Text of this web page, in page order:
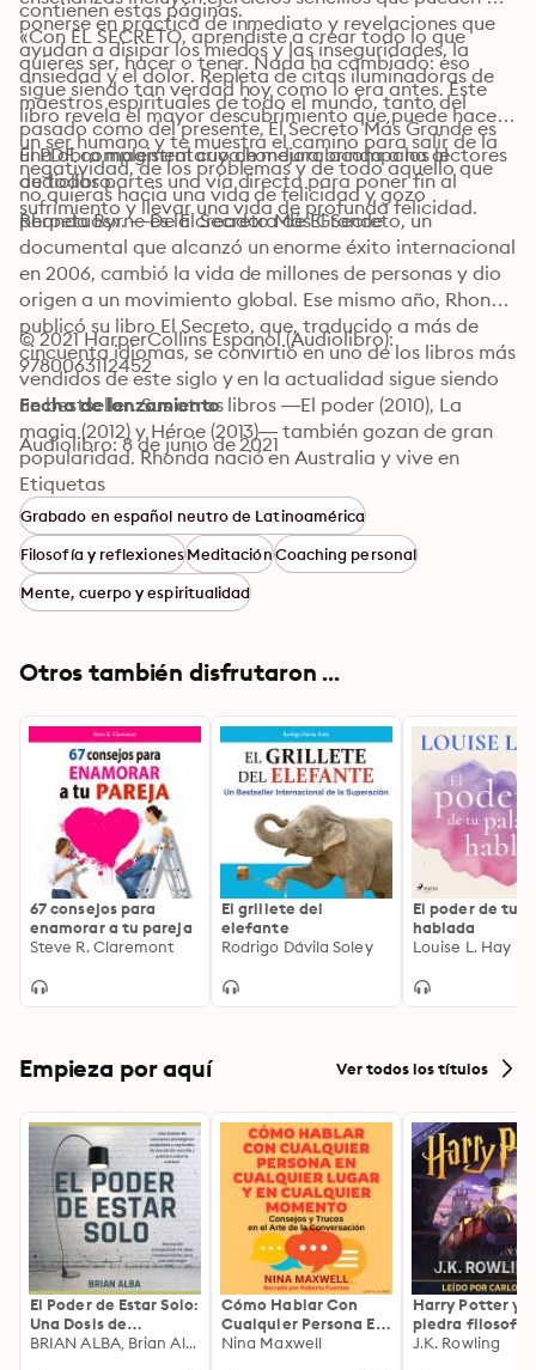
contienen estas páginas.
ponerse en práctica de inmediato y revelaciones que
ayudan a disipar los miedos y las inseguridades, la
ansiedad y el dolor. Repleta de citas iluminadoras de
maestros espirituales de todo el mundo, tanto del
pasado como del presente, El Secreto Más Grande es
una obra magistral cuya hondura brinda a los lectores
de todas partes una vía directa para poner fin al
«Con EL SECRETO, aprendiste a crear todo lo que
quieres ser, hacer o tener. Nada ha cambiado: eso
sigue siendo tan verdad hoy como lo era antes. Este
libro revela el mayor descubrimiento que puede hacer
un ser humano y te muestra el camino para salir de la
negatividad, de los problemas y de todo aquello que
no quieras hacia una vida de felicidad y gozo
perpetuos». —De El Secreto Más Grande
El PDF complementario de mejora acompana al
audiolibro.
Rhonda Byrne es la creadora de El Secreto, un
documental que alcanzó un enorme éxito internacional
en 2006, cambió la vida de millones de personas y dio
origen a un movimiento global. Ese mismo año, Rhonda
publicó su libro El Secreto, que, traducido a más de
cincuenta idiomas, se convirtió en uno de los libros más
vendidos de este siglo y en la actualidad sigue siendo
un bestseller. Sus otros libros —El poder (2010), La
magia (2012) y Héroe (2013)— también gozan de gran
popularidad. Rhonda nació en Australia y vive en
California.
© 2021 HarperCollins Espanol (Audiolibro):
9780063112452
Fecha de lanzamiento
Audiolibro: 8 de junio de 2021
Etiquetas
Grabado en español neutro de Latinoamérica
Filosofía y reflexionesMeditaciónCoaching personal
Mente, cuerpo y espiritualidad
Otros también disfrutaron ...
67 consejos para
enamorar a tu pareja
Steve R. Claremont
El grillete del
elefante
Rodrigo Dávila Soley
El poder de tu
hablada
Louise L. Hay
Empieza por aquí Ver todos los títulos
El Poder de Estar Solo:
Una Dosis de
Motivación
BRIAN ALBA, Brian Alba
Cómo Hablar Con
Cualquier Persona En
Cualquier Lugar Y En
Nina Maxwell
Harry Potter y
piedra filosofal
J.K. Rowling